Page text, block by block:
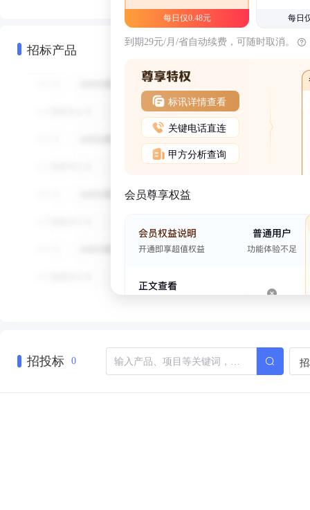
招标产品
每日仅0.48元 每日
到期29元/月/省自动续费，可随时取消。
标讯详情查看
关键电话直连
甲方分析查询
会员尊享权益
招投标 0